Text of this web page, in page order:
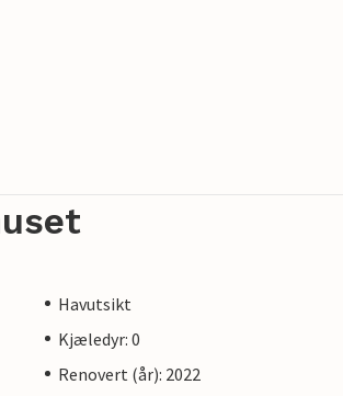
Havutsikt
Kjæledyr: 0
Renovert (år): 2022